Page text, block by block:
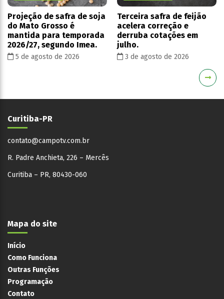
Projeção de safra de soja
do Mato Grosso é
mantida para temporada
2026/27, segundo Imea.
5 de agosto de 2026
Terceira safra de feijão
acelera correção e
derruba cotações em
julho.
3 de agosto de 2026
Curitiba-PR
contato@campotv.com.br
R. Padre Anchieta, 226 – Mercês
Curitiba – PR, 80430-060
Mapa do site
Início
Como Funciona
Outras Funções
Programação
Contato